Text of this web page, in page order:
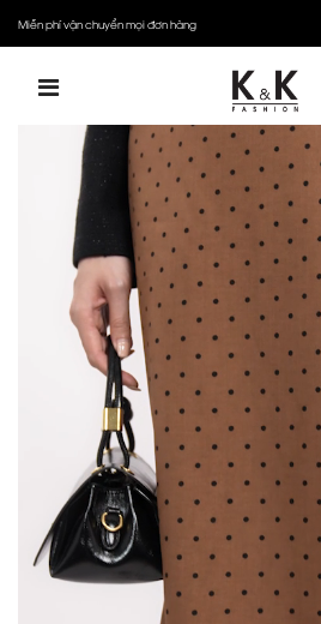
Miễn phí vận chuyển mọi đơn hàng